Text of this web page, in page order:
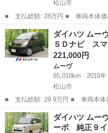
松山市
■ 支払総額: 28万円 ■ 車両本体価格： 180,000 円 ■ メーカー
名： ダイハツ ■ 車種名： ミ
アコン パワステ パワーウィン
アバッグ キーレ...
愛媛 松山市 ミラジーノ
ダイハツ ム
ＳＤナビ ス
221,000円
ムーヴ
85,010km
2010年
松山市
■ 支払総額: 29.9万円 ■ 車両本体価格： 221,000 円 ■ メーカー
名： ダイハツ ■ 車種名： ム
ＩＩＩ 禁煙車 ＳＤナビ スマー
ＴＣ ＬＥＤ...
愛媛 松山市 ムーヴ
ダイハツ ムー
ーボ 純正９